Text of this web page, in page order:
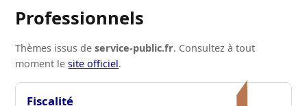
Professionnels
Thèmes issus deservice-public.fr. Consultez à tout
moment lesite officiel.
Fiscalité